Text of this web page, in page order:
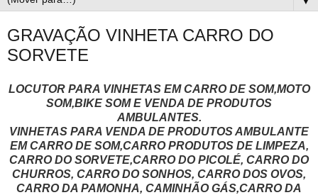
GRAVAÇÃO VINHETA CARRO DO
SORVETE
LOCUTOR PARA VINHETAS EM CARRO DE SOM,MOTO
SOM,BIKE SOM E VENDA DE PRODUTOS
AMBULANTES.
VINHETAS PARA VENDA DE PRODUTOS AMBULANTE
EM CARRO DE SOM,CARRO PRODUTOS DE LIMPEZA,
CARRO DO SORVETE,CARRO DO PICOLÉ, CARRO DO
CHURROS, CARRO DO SONHOS, CARRO DOS OVOS,
CARRO DA PAMONHA, CAMINHÃO GÁS,CARRO DA